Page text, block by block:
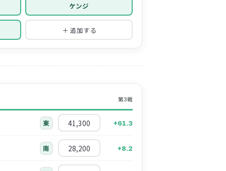
ケンジ
＋ 追加する
第3戦
東 41,300 +61.3
南 28,200 +8.2